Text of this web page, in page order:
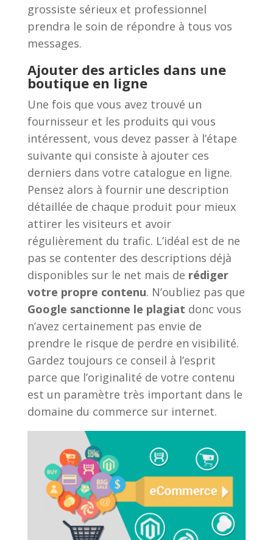
grossiste sérieux et professionnel
prendra le soin de répondre à tous vos
messages.
Ajouter des articles dans une
boutique en ligne
Une fois que vous avez trouvé un
fournisseur et les produits qui vous
intéressent, vous devez passer à l’étape
suivante qui consiste à ajouter ces
derniers dans votre catalogue en ligne.
Pensez alors à fournir une description
détaillée de chaque produit pour mieux
attirer les visiteurs et avoir
régulièrement du trafic. L’idéal est de ne
pas se contenter des descriptions déjà
disponibles sur le net mais de rédiger
votre propre contenu. N’oubliez pas que
Google sanctionne le plagiat donc vous
n’avez certainement pas envie de
prendre le risque de perdre en visibilité.
Gardez toujours ce conseil à l’esprit
parce que l’originalité de votre contenu
est un paramètre très important dans le
domaine du commerce sur internet.